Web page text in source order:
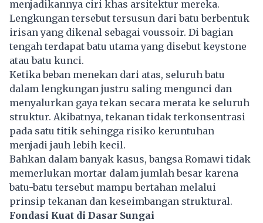
menjadikannya ciri khas arsitektur mereka.
Lengkungan tersebut tersusun dari batu berbentuk
irisan yang dikenal sebagai voussoir. Di bagian
tengah terdapat batu utama yang disebut keystone
atau batu kunci.
Ketika beban menekan dari atas, seluruh batu
dalam lengkungan justru saling mengunci dan
menyalurkan gaya tekan secara merata ke seluruh
struktur. Akibatnya, tekanan tidak terkonsentrasi
pada satu titik sehingga risiko keruntuhan
menjadi jauh lebih kecil.
Bahkan dalam banyak kasus, bangsa Romawi tidak
memerlukan mortar dalam jumlah besar karena
batu-batu tersebut mampu bertahan melalui
prinsip tekanan dan keseimbangan struktural.
Fondasi Kuat di Dasar Sungai